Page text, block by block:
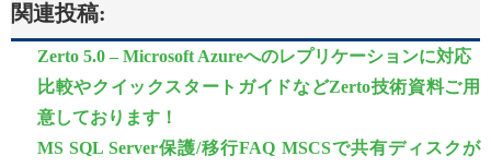
関連投稿:
Zerto 5.0 – Microsoft Azureへのレプリケーションに対応
比較やクイックスタートガイドなどZerto技術資料ご用
意しております！
MS SQL Server保護/移行FAQ MSCSで共有ディスクが